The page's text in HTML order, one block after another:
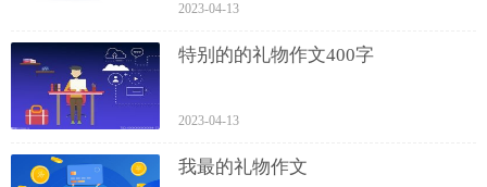
2023-04-13
特别的的礼物作文400字
2023-04-13
我最的礼物作文